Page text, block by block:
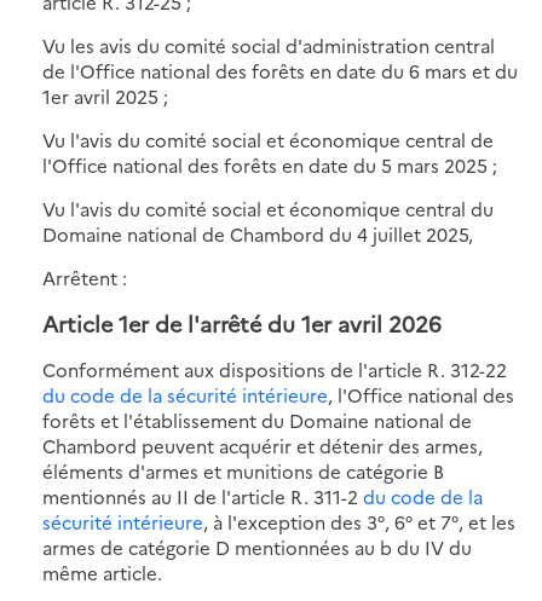
Vu les avis du comité social d'administration central
de l'Office national des forêts en date du 6 mars et du
1er avril 2025 ;
Vu l'avis du comité social et économique central de
l'Office national des forêts en date du 5 mars 2025 ;
Vu l'avis du comité social et économique central du
Domaine national de Chambord du 4 juillet 2025,
Arrêtent :
Article 1er de l'arrêté du 1er avril 2026
Conformément aux dispositions de l'article R. 312-22
du code de la sécurité intérieure, l'Office national des
forêts et l'établissement du Domaine national de
Chambord peuvent acquérir et détenir des armes,
éléments d'armes et munitions de catégorie B
mentionnés au II de l'article R. 311-2 du code de la
sécurité intérieure, à l'exception des 3°, 6° et 7°, et les
armes de catégorie D mentionnées au b du IV du
même article.